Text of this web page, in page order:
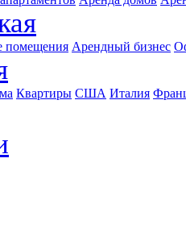
помещения Арендный бизнес
Квартиры США Италия